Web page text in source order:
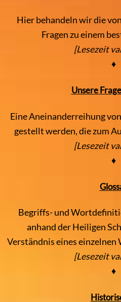
Hier behandeln wir die
Fragen zu einem
[Lesezeit
♦
Unsere
Eine Aneinanderreihung
gestellt werden, die zum
[Lesezeit
♦
Begriffs- und
anhand der Heiligen
Verständnis eines
[Lesezeit
♦